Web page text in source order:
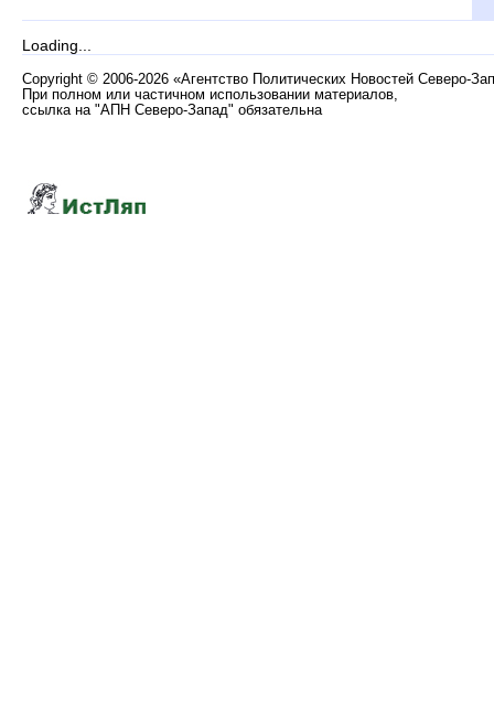
Loading...
Copyright © 2006-2026 «Агентство Политических Новостей Северо-
При полном или частичном использовании материалов,
ссылка на "АПН Северо-Запад" обязательна